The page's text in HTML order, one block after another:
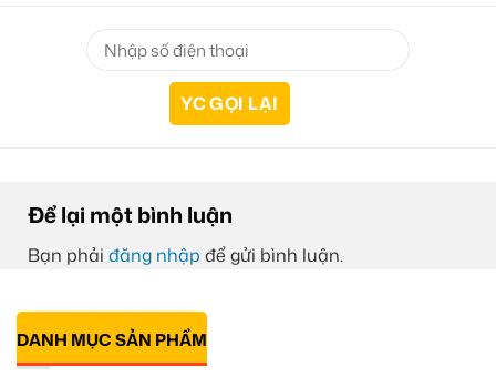
Để lại một bình luận
Bạn phải đăng nhập để gửi bình luận.
DANH MỤC SẢN PHẨM